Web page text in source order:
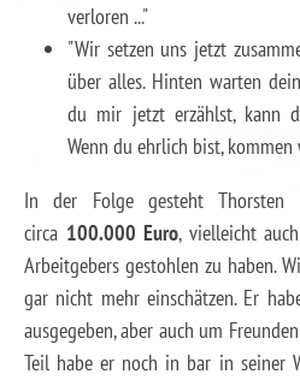
verloren ..."
"Wir setzen uns jetzt
über alles. Hinten warten
du mir jetzt erzählst, kann
Wenn du ehrlich bist,
In der Folge gesteht Thorsten
circa 100.000 Euro, vielleicht
Arbeitgebers gestohlen zu haben.
gar nicht mehr einschätzen. Er
ausgegeben, aber auch um
Teil habe er noch in bar in seiner